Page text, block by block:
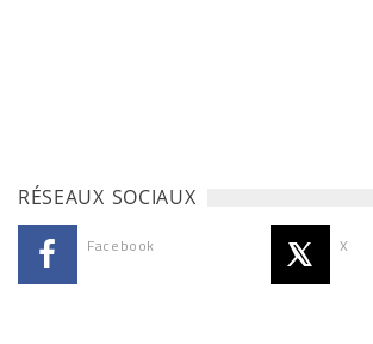
RÉSEAUX SOCIAUX
Facebook X